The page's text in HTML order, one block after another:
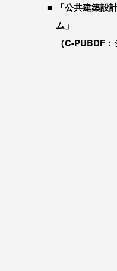
「公共建築設
ム」
（C-PUBDF